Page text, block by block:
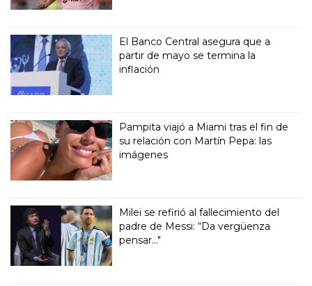
El Banco Central asegura que a
partir de mayo se termina la
inflación
Pampita viajó a Miami tras el fin de
su relación con Martín Pepa: las
imágenes
Milei se refirió al fallecimiento del
padre de Messi: “Da vergüenza
pensar..."